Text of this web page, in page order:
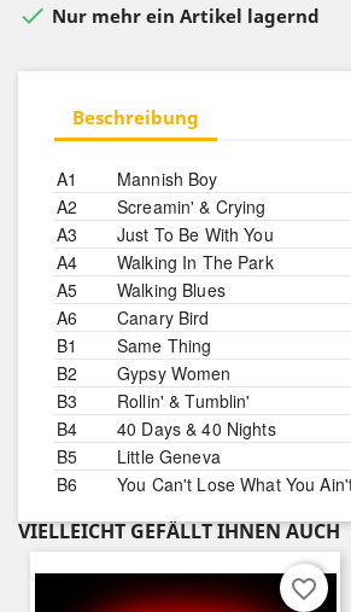
 Nur mehr ein Artikel lagernd
Beschreibung
A1
Mannish Boy
A2
Screamin' & Crying
A3
Just To Be With You
A4
Walking In The Park
A5
Walking Blues
A6
Canary Bird
B1
Same Thing
B2
Gypsy Women
B3
Rollin' & Tumblin'
B4
40 Days & 40 Nights
B5
Little Geneva
B6
You Can't Lose What You
VIELLEICHT GEFÄLLT IHNEN AUCH
favorite_border